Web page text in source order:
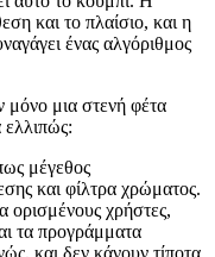
και το πλαίσιο, και η
ένας αλγόριθμος
μόνο μια στενή φέτα
μέγεθος
και φίλτρα χρώματος.
ορισμένους χρήστες,
τα προγράμματα